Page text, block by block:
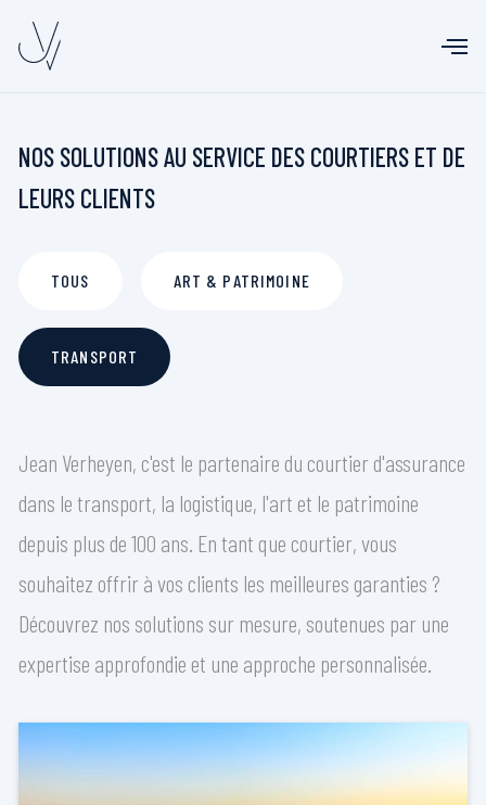
NOS SOLUTIONS AU SERVICE DES COURTIERS ET DE
LEURS CLIENTS
TOUS ART & PATRIMOINE
TRANSPORT
Jean Verheyen, c'est le partenaire du courtier d'assurance
dans le transport, la logistique, l'art et le patrimoine
depuis plus de 100 ans. En tant que courtier, vous
souhaitez offrir à vos clients les meilleures garanties ?
Découvrez nos solutions sur mesure, soutenues par une
expertise approfondie et une approche personnalisée.